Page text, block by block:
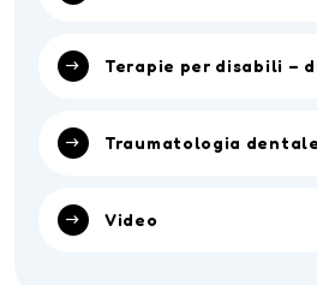
Terapie per disabili –
Traumatologia dentale
Video